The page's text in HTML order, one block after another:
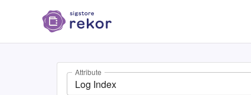
Attribute
Log Index